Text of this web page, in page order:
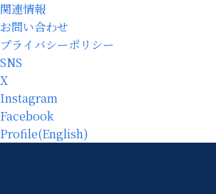
関連情報
お問い合わせ
プライバシーポリシー
SNS
X
Instagram
Facebook
Profile(English)